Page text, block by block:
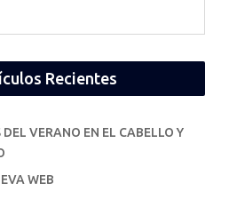
Recientes
VERANO EN EL CABELLO Y
WEB